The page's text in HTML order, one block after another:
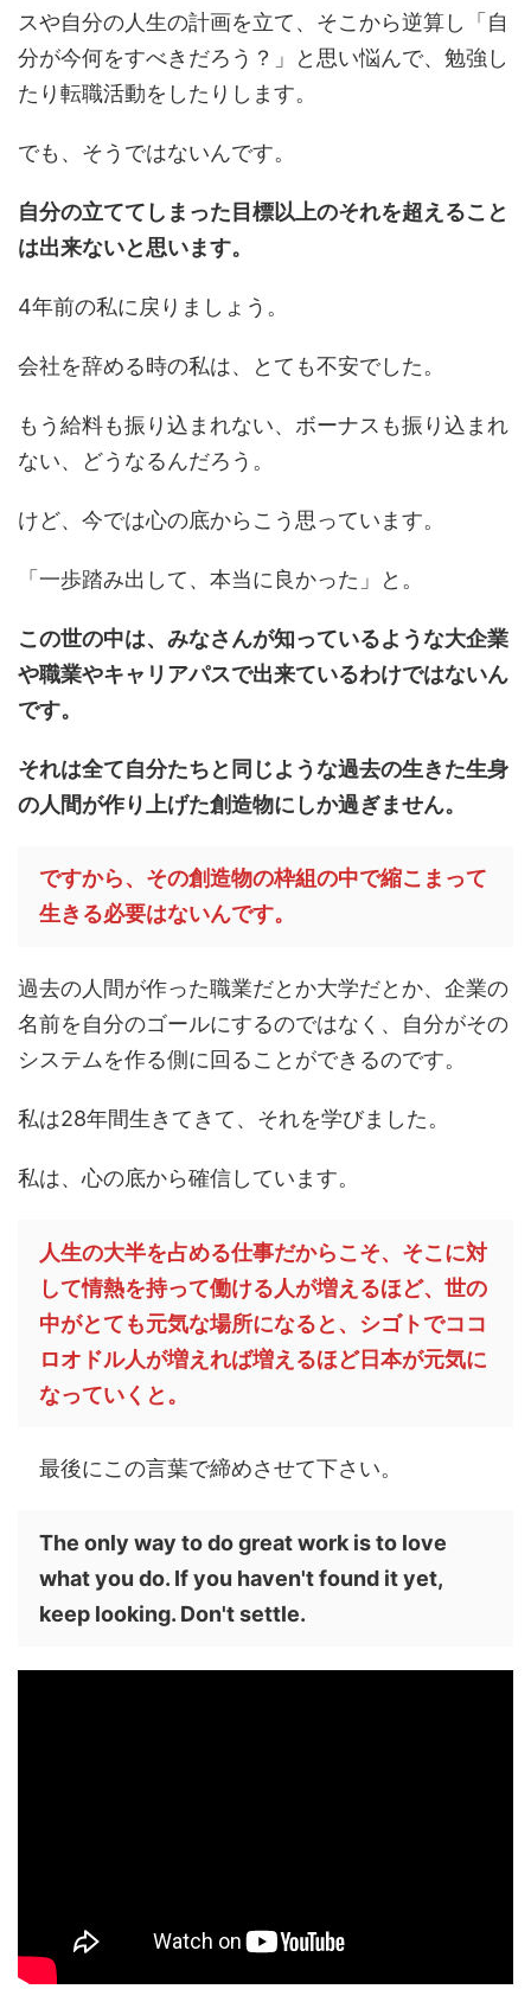
スや自分の人生の計画を立て、そこから逆算し「自
分が今何をすべきだろう？」と思い悩んで、勉強し
たり転職活動をしたりします。
でも、そうではないんです。
自分の立ててしまった目標以上のそれを超えること
は出来ないと思います。
4年前の私に戻りましょう。
会社を辞める時の私は、とても不安でした。
もう給料も振り込まれない、ボーナスも振り込まれ
ない、どうなるんだろう。
けど、今では心の底からこう思っています。
「一歩踏み出して、本当に良かった」と。
この世の中は、みなさんが知っているような大企業
や職業やキャリアパスで出来ているわけではないん
です。
それは全て自分たちと同じような過去の生きた生身
の人間が作り上げた創造物にしか過ぎません。
ですから、その創造物の枠組の中で縮こまって
生きる必要はないんです。
過去の人間が作った職業だとか大学だとか、企業の
名前を自分のゴールにするのではなく、自分がその
システムを作る側に回ることができるのです。
私は28年間生きてきて、それを学びました。
私は、心の底から確信しています。
人生の大半を占める仕事だからこそ、そこに対
して情熱を持って働ける人が増えるほど、世の
中がとても元気な場所になると、シゴトでココ
ロオドル人が増えれば増えるほど日本が元気に
なっていくと。
最後にこの言葉で締めさせて下さい。
The only way to do great work is to love
what you do. If you haven't found it yet,
keep looking. Don't settle.